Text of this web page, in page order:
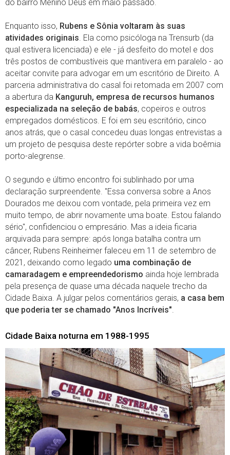
do bairro Menino Deus em maio passado.
Enquanto isso, Rubens e Sônia voltaram às suas
atividades originais. Ela como psicóloga na Trensurb (da
qual estivera licenciada) e ele - já desfeito do motel e dos
três postos de combustíveis que mantivera em paralelo - ao
aceitar convite para advogar em um escritório de Direito. A
parceria administrativa do casal foi retomada em 2007 com
a abertura da Kanguruh, empresa de recursos humanos
especializada na seleção de babás, copeiros e outros
empregados domésticos. E foi em seu escritório, cinco
anos atrás, que o casal concedeu duas longas entrevistas a
um projeto de pesquisa deste repórter sobre a vida boêmia
porto-alegrense.
O segundo e último encontro foi sublinhado por uma
declaração surpreendente. "Essa conversa sobre a Anos
Dourados me deixou com vontade, pela primeira vez em
muito tempo, de abrir novamente uma boate. Estou falando
sério", confidenciou o empresário. Mas a ideia ficaria
arquivada para sempre: após longa batalha contra um
câncer, Rubens Reinheimer faleceu em 11 de setembro de
2021, deixando como legado uma combinação de
camaradagem e empreendedorismo ainda hoje lembrada
pela presença de quase uma década naquele trecho da
Cidade Baixa. A julgar pelos comentários gerais, a casa bem
que poderia ter se chamado "Anos Incríveis".
Cidade Baixa noturna em 1988-1995